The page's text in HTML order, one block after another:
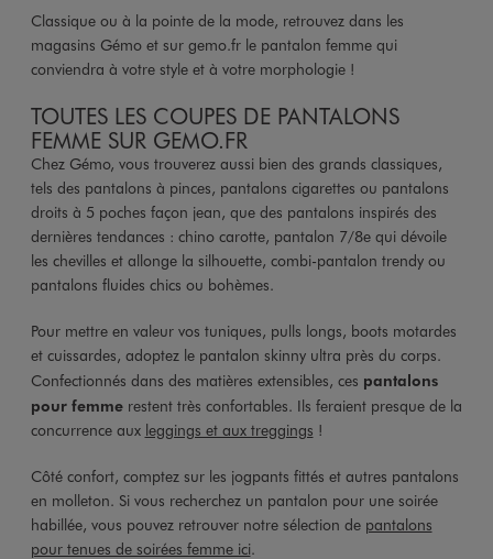
Classique ou à la pointe de la mode, retrouvez dans les
magasins Gémo et sur gemo.fr le pantalon femme qui
conviendra à votre style et à votre morphologie !
TOUTES LES COUPES DE PANTALONS
FEMME SUR GEMO.FR
Chez Gémo, vous trouverez aussi bien des grands classiques,
tels des pantalons à pinces, pantalons cigarettes ou pantalons
droits à 5 poches façon jean, que des pantalons inspirés des
dernières tendances : chino carotte, pantalon 7/8e qui dévoile
les chevilles et allonge la silhouette, combi-pantalon trendy ou
pantalons fluides chics ou bohèmes.
Pour mettre en valeur vos tuniques, pulls longs, boots motardes
et cuissardes, adoptez le pantalon skinny ultra près du corps.
Confectionnés dans des matières extensibles, ces pantalons
pour femmerestent très confortables. Ils feraient presque de la
concurrence aux leggings et aux treggings !
Côté confort, comptez sur les jogpants fittés et autres pantalons
en molleton. Si vous recherchez un pantalon pour une soirée
habillée, vous pouvez retrouver notre sélection de pantalons
pour tenues de soirées femme ici.